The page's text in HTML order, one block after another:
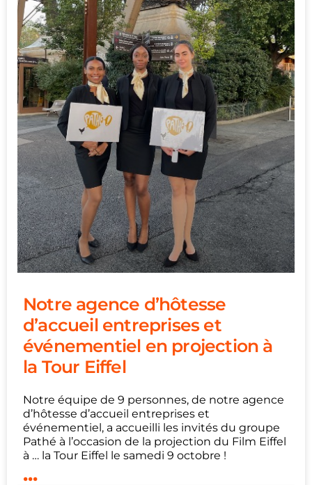
Notre agence d’hôtesse
d’accueil entreprises et
événementiel en projection à
la Tour Eiffel
Notre équipe de 9 personnes, de notre agence
d’hôtesse d’accueil entreprises et
événementiel, a accueilli les invités du groupe
Pathé à l’occasion de la projection du Film Eiffel
à … la Tour Eiffel le samedi 9 octobre !
...